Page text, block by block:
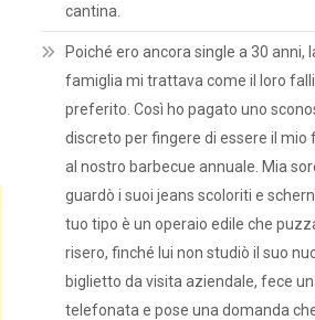
cantina.
Poiché ero ancora single a 30 anni,
famiglia mi trattava come il loro
preferito. Così ho pagato uno
discreto per fingere di essere il mio
al nostro barbecue annuale. Mia
guardò i suoi jeans scoloriti e
tuo tipo è un operaio edile che
risero, finché lui non studiò il suo
biglietto da visita aziendale, fece
telefonata e pose una domanda